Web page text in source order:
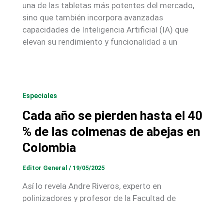
una de las tabletas más potentes del mercado,
sino que también incorpora avanzadas
capacidades de Inteligencia Artificial (IA) que
elevan su rendimiento y funcionalidad a un
Especiales
Cada año se pierden hasta el 40
% de las colmenas de abejas en
Colombia
Editor General / 19/05/2025
Así lo revela Andre Riveros, experto en
polinizadores y profesor de la Facultad de